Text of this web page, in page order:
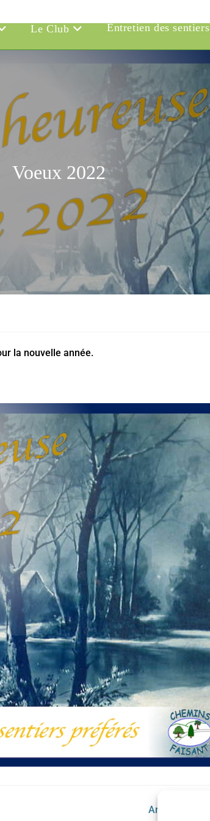
Le Club Entretien des sentiers
Voeux 2022
la nouvelle année.
Article suivant